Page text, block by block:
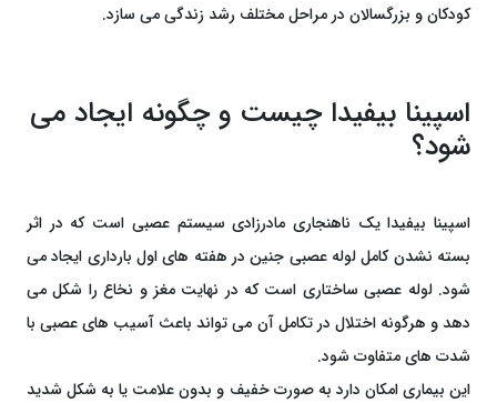
کودکان و بزرگسالان در مراحل مختلف رشد زندگی می‌ سازد.
اسپینا بیفیدا چیست و چگونه ایجاد می‌
شود؟
اسپینا بیفیدا یک ناهنجاری مادرزادی سیستم عصبی است که در اثر
بسته نشدن کامل لوله عصبی جنین در هفته ‌های اول بارداری ایجاد می
‌شود. لوله عصبی ساختاری است که در نهایت مغز و نخاع را شکل می
‌دهد و هرگونه اختلال در تکامل آن می ‌تواند باعث آسیب ‌های عصبی با
شدت‌ های متفاوت شود.
این بیماری امکان دارد به صورت خفیف و بدون علامت یا به شکل شدید